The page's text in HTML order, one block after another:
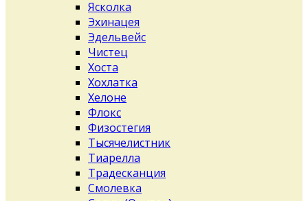
Ясколка
Эхинацея
Эдельвейс
Чистец
Хоста
Хохлатка
Хелоне
Флокс
Физостегия
Тысячелистник
Тиарелла
Традесканция
Смолевка